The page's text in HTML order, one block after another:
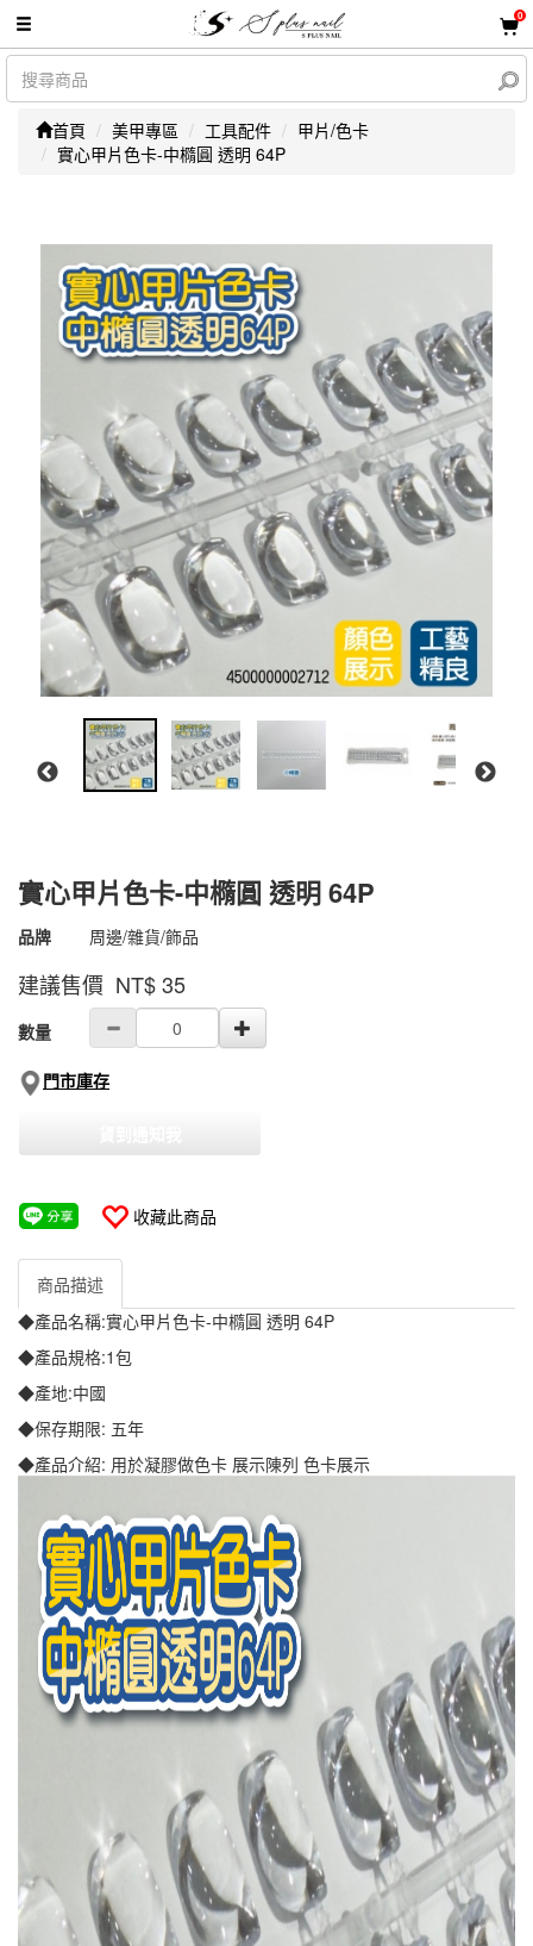
0
首頁 美甲專區 工具配件
甲片/色卡
實心甲片色卡-中橢圓 透明 64P
實心甲片色卡-中橢圓 透明 64P
商品代號 4500000002712
4500000002712
品牌 周邊/雜貨/飾品
建議售價 NT$35
GOODS000000000000002556060
數量
門市庫存
收藏此商品
商品描述
◆產品名稱:實心甲片色卡-中橢圓 透明 64P
◆產品規格:1包
◆產地:中國
◆保存期限: 五年
◆產品介紹: 用於凝膠做色卡 展示陳列 色卡展示